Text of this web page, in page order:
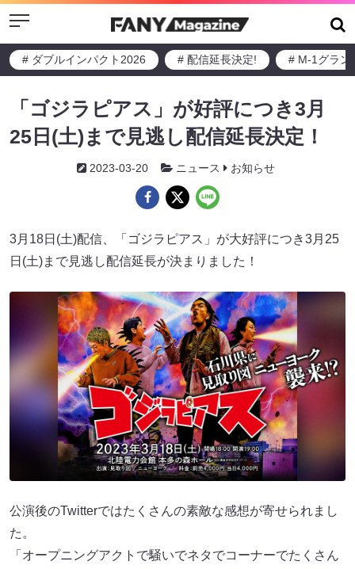
Menu
# ダブルインパクト2026 # 配信延長決定! # M-1グラン
「ゴジラピアス」が好評につき3月
25日(土)まで見逃し配信延長決定！
2023-03-20 ニュース お知らせ
3月18日(土)配信、「ゴジラピアス」が大好評につき3月25
日(土)まで見逃し配信延長が決まりました！
公演後のTwitterではたくさんの素敵な感想が寄せられまし
た。
「オープニングアクトで騒いでネタでコーナーでたくさん